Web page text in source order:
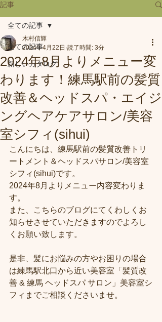
記事
全ての記事
新しいカタログ
全ての記事
2024年8月よりメニュー変
わります！練馬駅前の髪質
改善＆ヘッドスパ・エイジ
ングヘアケアサロン/美容
室シフィ(sihui)
木村信輝
2024年4月22日 読了時間: 3分
こんにちは、練馬駅前の髪質改善トリ
ートメント＆ヘッドスパサロン/美容室
シフィ(sihui)です。
2024年8月よりメニュー内容変わりま
す。
また、こちらのブログにてくわしくお
知らせさせていただきますのでよろし
くお願い致します。
是非、髪にお悩みの方やお困りの場合
は練馬駅北口から近い美容室「髪質改
善 & 練馬 ヘッドスパ サロン」美容室シ
フィまでご相談くださいませ。